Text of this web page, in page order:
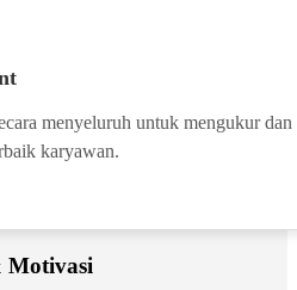
menyeluruh untuk mengukur dan
karyawan.
Motivasi